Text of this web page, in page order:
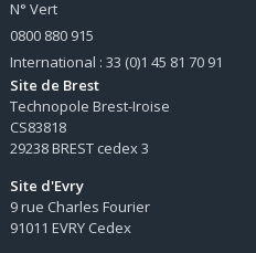
N° Vert
0800 880 915
International : 33 (0)1 45 81 70 91
Site de Brest
Technopole Brest-Iroise
CS83818
29238 BREST cedex 3
Site d'Evry
9 rue Charles Fourier
91011 EVRY Cedex